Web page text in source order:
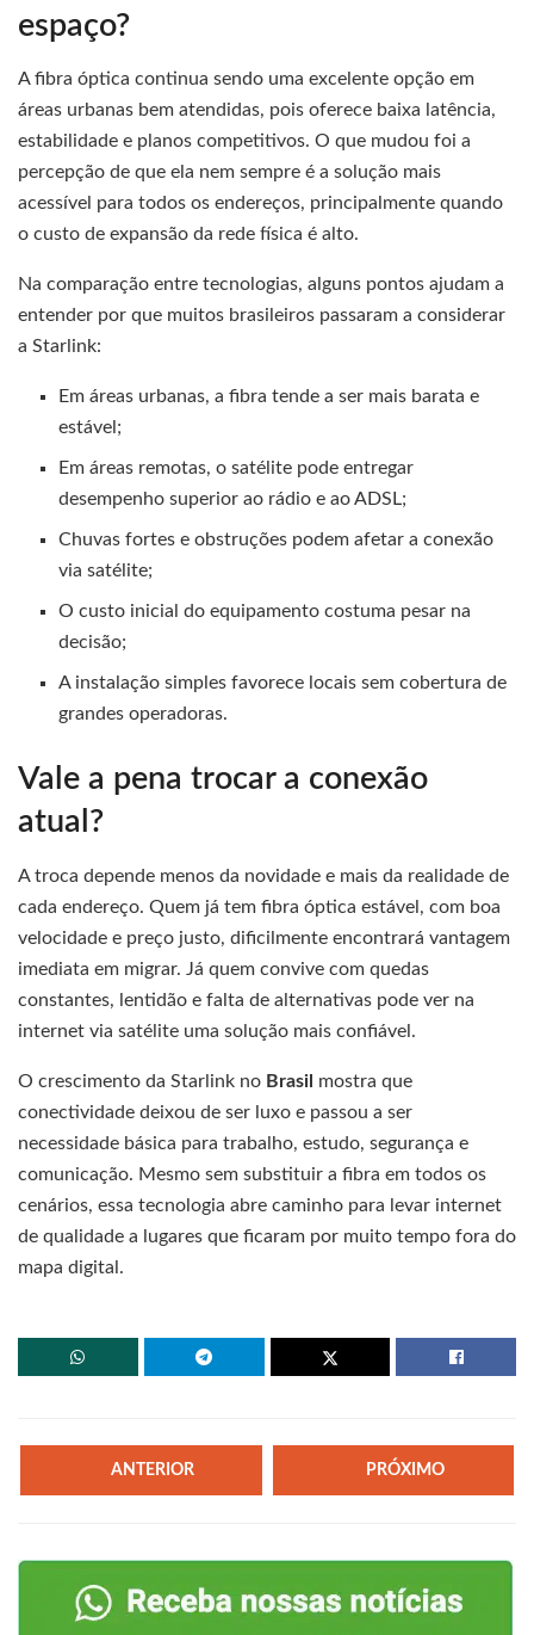
espaço?
A fibra óptica continua sendo uma excelente opção em
áreas urbanas bem atendidas, pois oferece baixa latência,
estabilidade e planos competitivos. O que mudou foi a
percepção de que ela nem sempre é a solução mais
acessível para todos os endereços, principalmente quando
o custo de expansão da rede física é alto.
Na comparação entre tecnologias, alguns pontos ajudam a
entender por que muitos brasileiros passaram a considerar
a Starlink:
Em áreas urbanas, a fibra tende a ser mais barata e
estável;
Em áreas remotas, o satélite pode entregar
desempenho superior ao rádio e ao ADSL;
Chuvas fortes e obstruções podem afetar a conexão
via satélite;
O custo inicial do equipamento costuma pesar na
decisão;
A instalação simples favorece locais sem cobertura de
grandes operadoras.
Vale a pena trocar a conexão
atual?
A troca depende menos da novidade e mais da realidade de
cada endereço. Quem já tem fibra óptica estável, com boa
velocidade e preço justo, dificilmente encontrará vantagem
imediata em migrar. Já quem convive com quedas
constantes, lentidão e falta de alternativas pode ver na
internet via satélite uma solução mais confiável.
O crescimento da Starlink no Brasil mostra que
conectividade deixou de ser luxo e passou a ser
necessidade básica para trabalho, estudo, segurança e
comunicação. Mesmo sem substituir a fibra em todos os
cenários, essa tecnologia abre caminho para levar internet
de qualidade a lugares que ficaram por muito tempo fora do
mapa digital.
ANTERIOR PRÓXIMO